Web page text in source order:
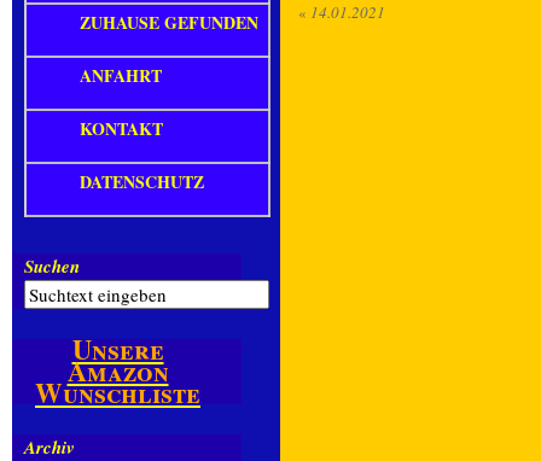
« 14.01.2021
ZUHAUSE GEFUNDEN
ANFAHRT
KONTAKT
DATENSCHUTZ
Suchen
Unsere
Amazon
Wunschliste
Archiv